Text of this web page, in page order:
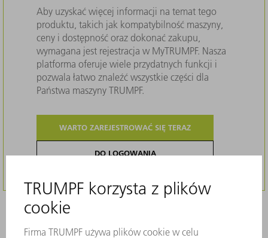
Aby uzyskać więcej informacji na temat tego
produktu, takich jak kompatybilność maszyny,
ceny i dostępność oraz dokonać zakupu,
wymagana jest rejestracja w MyTRUMPF. Nasza
platforma oferuje wiele przydatnych funkcji i
pozwala łatwo znaleźć wszystkie części dla
Państwa maszyny TRUMPF.
WARTO ZAREJESTROWAĆ SIĘ TERAZ
DO LOGOWANIA